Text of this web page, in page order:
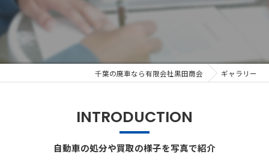
千葉の廃車なら有限会社黒田商会 ギャラリー
INTRODUCTION
自動車の処分や買取の様子を写真で紹介